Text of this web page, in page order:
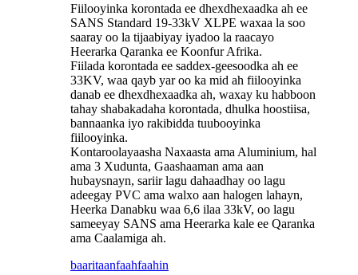
Fiilooyinka korontada ee dhexdhexaadka ah ee
SANS Standard 19-33kV XLPE waxaa la soo
saaray oo la tijaabiyay iyadoo la raacayo
Heerarka Qaranka ee Koonfur Afrika.
Fiilada korontada ee saddex-geesoodka ah ee
33KV, waa qayb yar oo ka mid ah fiilooyinka
danab ee dhexdhexaadka ah, waxay ku habboon
tahay shabakadaha korontada, dhulka hoostiisa,
bannaanka iyo rakibidda tuubooyinka
fiilooyinka.
Kontaroolayaasha Naxaasta ama Aluminium, hal
ama 3 Xudunta, Gaashaaman ama aan
hubaysnayn, sariir lagu dahaadhay oo lagu
adeegay PVC ama walxo aan halogen lahayn,
Heerka Danabku waa 6,6 ilaa 33kV, oo lagu
sameeyay SANS ama Heerarka kale ee Qaranka
ama Caalamiga ah.
baaritaanfaahfaahin